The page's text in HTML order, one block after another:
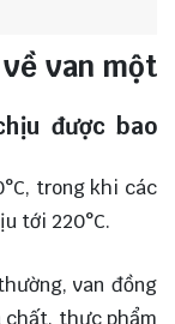
van một
được bao
trong khi các
tới 220°C.
van đồng
chất, thực phẩm